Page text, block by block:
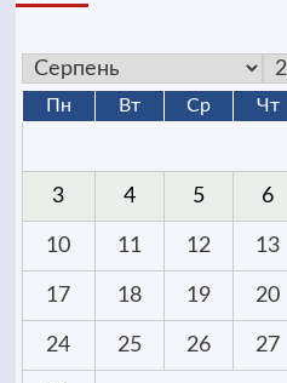
Пн Вт Ср Чт
3 4 5 6
10 11 12 13
17 18 19 20
24 25 26 27